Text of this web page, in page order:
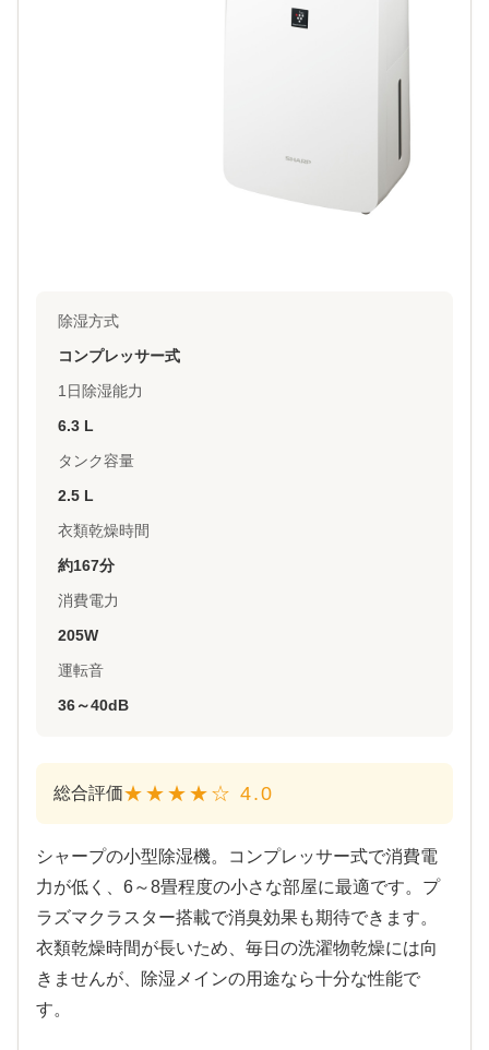
除湿方式
コンプレッサー式
1日除湿能力
6.3 L
タンク容量
2.5 L
衣類乾燥時間
約167分
消費電力
205W
運転音
36～40dB
総合評価★★★★☆ 4.0
シャープの小型除湿機。コンプレッサー式で消費電
力が低く、6～8畳程度の小さな部屋に最適です。プ
ラズマクラスター搭載で消臭効果も期待できます。
衣類乾燥時間が長いため、毎日の洗濯物乾燥には向
きませんが、除湿メインの用途なら十分な性能で
す。